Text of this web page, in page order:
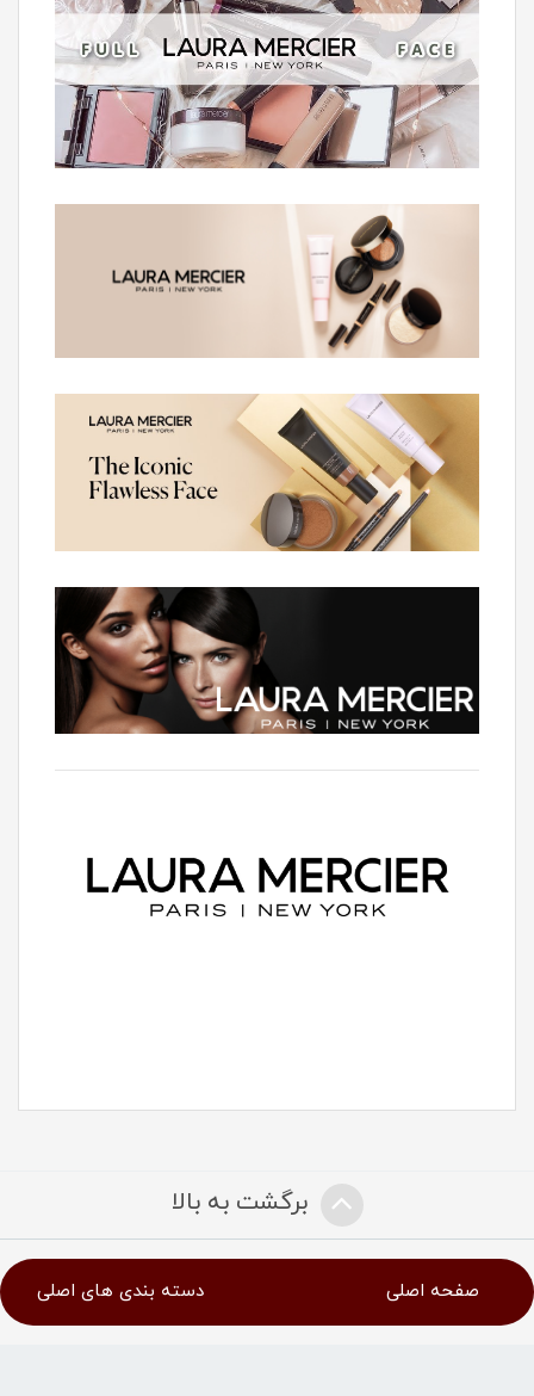
برگشت به بالا
صفحه اصلی دسته بندی های اصلی